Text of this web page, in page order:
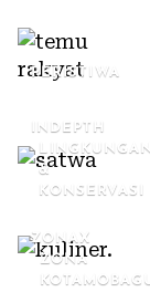
PERISTIWA
INDEPTH
&
KONSERVASI
ZONAX
ZONA